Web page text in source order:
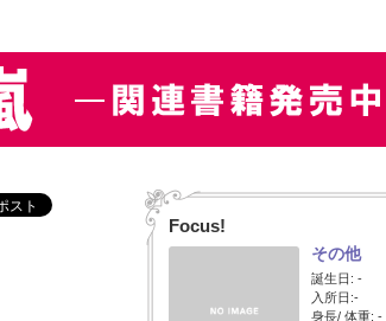
Focus!
その他
誕生日: -
入所日:-
身長/ 体重: -